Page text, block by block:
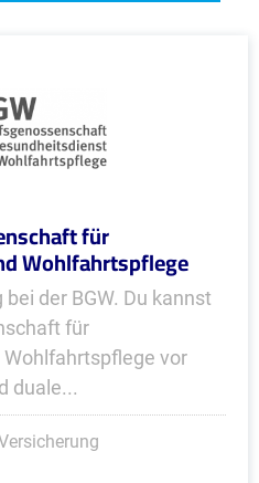
für
Wohlfahrtspflege
der BGW. Du kannst
für
vor
duale...